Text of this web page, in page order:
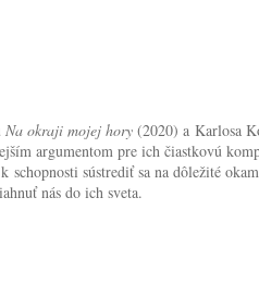
Na okraji mojej hory (2020) a Karlosa
argumentom pre ich čiastkovú
sústrediť sa na dôležité
nás do ich sveta.